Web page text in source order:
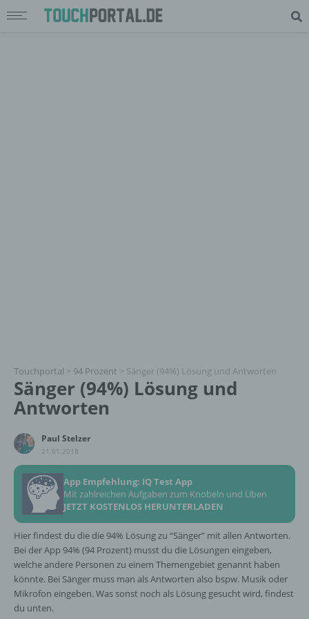
Touchportal > 94 Prozent > Sänger (94%) Lösung und Antworten
Sänger (94%) Lösung und
Antworten
Paul Stelzer
21.01.2018
App Empfehlung: IQ Test App
Mit zahlreichen Aufgaben zum Knobeln und Üben
JETZT KOSTENLOS HERUNTERLADEN
Hier findest du die die 94% Lösung zu “Sänger” mit allen Antworten.
Bei der App 94% (94 Prozent) musst du die Lösungen eingeben,
welche andere Personen zu einem Themengebiet genannt haben
könnte. Bei Sänger muss man als Antworten also bspw. Musik oder
Mikrofon eingeben. Was sonst noch als Lösung gesucht wird, findest
du unten.